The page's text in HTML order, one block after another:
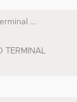
...
TERMINAL